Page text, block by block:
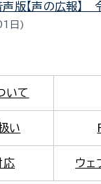
版【声の広報】
日
いて
い
応 ウェ